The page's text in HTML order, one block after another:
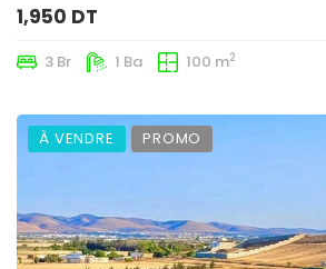
1,950 DT
3 Br 1 Ba 100 m2
À VENDRE PROMO